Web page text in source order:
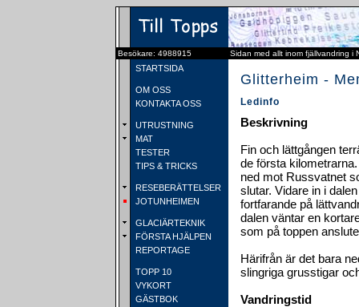
Besökare: 4988915 Sidan med allt inom fjällvandring i
STARTSIDA
OM OSS
KONTAKTA OSS
UTRUSTNING
MAT
TESTER
TIPS & TRICKS
RESEBERÄTTELSER
JOTUNHEIMEN
GLACIÄRTEKNIK
FÖRSTA HJÄLPEN
REPORTAGE
TOPP 10
VYKORT
GÄSTBOK
Glitterheim -
Ledinfo
Beskrivning
Fin och lättgången
de första
ned mot Russvatnet
slutar. Vidare in i
fortfarande på
dalen väntar en
som på toppen
Härifrån är det bara
slingriga grusstigar
Vandringstid